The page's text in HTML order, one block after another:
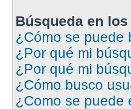
Búsqueda en
¿Cómo se puede
¿Por qué mi
¿Por qué mi
¿Cómo busco
¿Como se puede